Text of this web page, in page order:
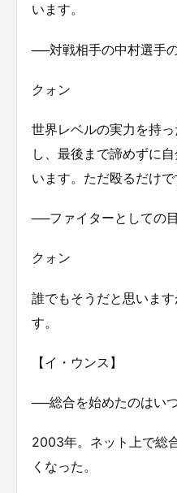
います。
──対戦相手の中村選手
クォン
世界レベルの実力を持
し、最後まで諦めずに
います。ただ殴るだけで
──ファイターとしての
クォン
誰でもそうだと思いま
す。
【イ・ウンス】
──総合を始めたのはい
2003年。ネット上で総
くなった。